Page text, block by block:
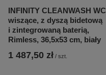
INFINITY CLEANWASH WC
wiszące, z dyszą bidetową
i zintegrowaną baterią,
Rimless, 36,5x53 cm, biały
1 487,50 zł / szt.